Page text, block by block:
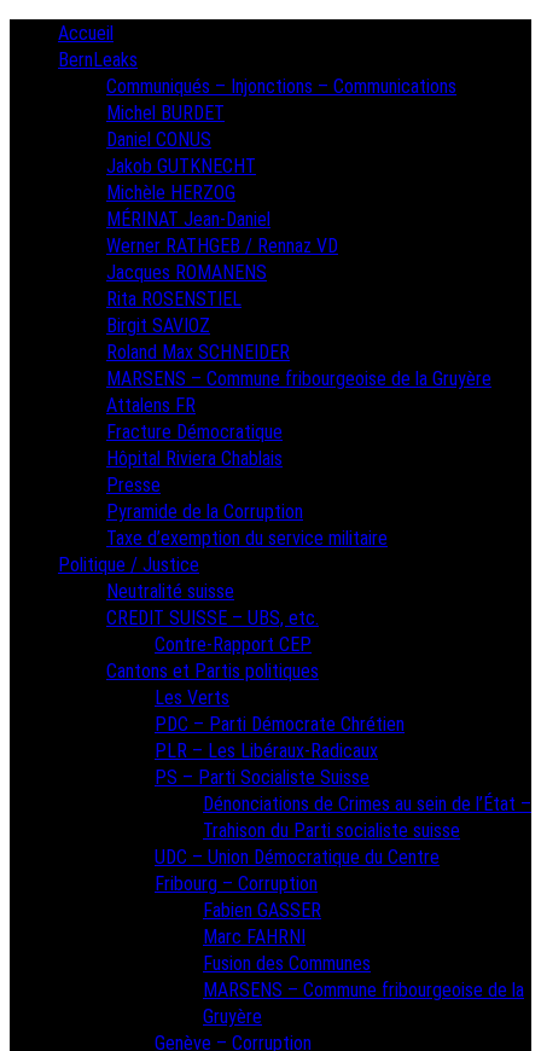
PrimaryAccueil
BernLeaks
Communiqués – Injonctions – Communications
Michel BURDET
Daniel CONUS
Jakob GUTKNECHT
Michèle HERZOG
MÉRINAT Jean-Daniel
Werner RATHGEB / Rennaz VD
Jacques ROMANENS
Rita ROSENSTIEL
Birgit SAVIOZ
Roland Max SCHNEIDER
MARSENS – Commune fribourgeoise de la Gruyère
Attalens FR
Fracture Démocratique
Hôpital Riviera Chablais
Presse
Pyramide de la Corruption
Taxe d’exemption du service militaire
Politique / Justice
Neutralité suisse
CREDIT SUISSE – UBS, etc.
Contre-Rapport CEP
Cantons et Partis politiques
Les Verts
PDC – Parti Démocrate Chrétien
PLR – Les Libéraux-Radicaux
PS – Parti Socialiste Suisse
Dénonciations de Crimes au sein de l’État –
Trahison du Parti socialiste suisse
UDC – Union Démocratique du Centre
Fribourg – Corruption
Fabien GASSER
Marc FAHRNI
Fusion des Communes
MARSENS – Commune fribourgeoise de la
Gruyère
Genève – Corruption